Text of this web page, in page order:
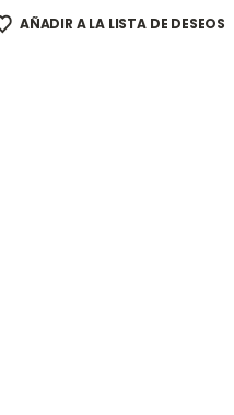
AÑADIR A LA LISTA DE DESEOS